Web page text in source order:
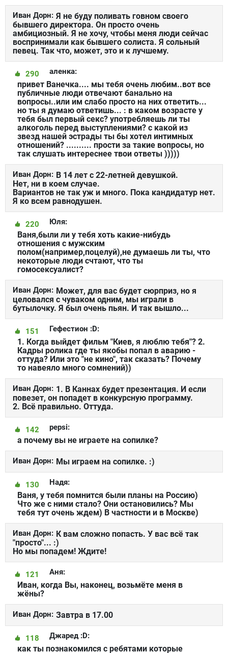
Иван Дорн: Я не буду поливать говном своего
бывшего директора. Он просто очень
амбициозный. Я не хочу, чтобы меня люди сейчас
воспринимали как бывшего солиста. Я сольный
певец. Так что, может, это и к лучшему.
аленка:
290
привет Ванечка.... мы тебя очень любим..вот все
публичные люди отвечают банально на
вопросы..или им слабо просто на них ответить...
но ты я думаю ответишь... : в каком возрасте у
тебя был первый секс? употребляешь ли ты
алкоголь перед выступлениями? с какой из
звезд нашей эстрады ты бы хотел интимных
отношений? .......... прости за такие вопросы, но
так слушать интереснее твои ответы )))))
Иван Дорн: В 14 лет с 22-летней девушкой.
Нет, ни в коем случае.
Вариантов не так уж и много. Пока кандидатур нет.
Я ко всем равнодушен.
Юля:
220
Ваня,были ли у тебя хоть какие-нибудь
отношения с мужским
полом(например,поцелуй),не думаешь ли ты, что
некоторые люди счтают, что ты
гомосексуалист?
Иван Дорн: Может, для вас будет сюрприз, но я
целовался с чуваком одним, мы играли в
бутылочку. Я был очень пьян. И так вышло...
Гефестион :D:
151
1. Когда выйдет фильм "Киев, я люблю тебя"? 2.
Кадры ролика где ты якобы попал в аварию -
оттуда? Или это "не кино", так сказать? Почему
то навеяло много сомнений))
Иван Дорн: 1. В Каннах будет презентация. И если
повезет, он попадет в конкурсную программу.
2. Всё правильно. Оттуда.
pepsi:
142
а почему вы не играете на сопилке?
Иван Дорн: Мы играем на сопилке. :)
Надя:
130
Ваня, у тебя помнится были планы на Россию)
Что же с ними стало? Они остановились? Мы
тебя тут очень ждем) В частности и в Москве)
Иван Дорн: К вам сложно попасть. У вас всё так
"просто"... :)
Но мы попадем! Ждите!
Аня:
121
Иван, когда Вы, наконец, возьмёте меня в
жёны?
Иван Дорн: Завтра в 17.00
Джаред :D:
118
как ты познакомился с ребятами которые